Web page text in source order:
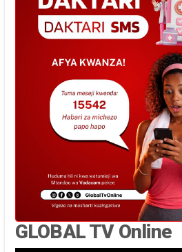
GLOBAL TV Online